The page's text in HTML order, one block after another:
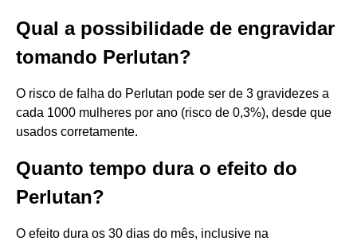
Qual a possibilidade de engravidar
tomando Perlutan?
O risco de falha do Perlutan pode ser de 3 gravidezes a
cada 1000 mulheres por ano (risco de 0,3%), desde que
usados corretamente.
Quanto tempo dura o efeito do
Perlutan?
O efeito dura os 30 dias do mês, inclusive na